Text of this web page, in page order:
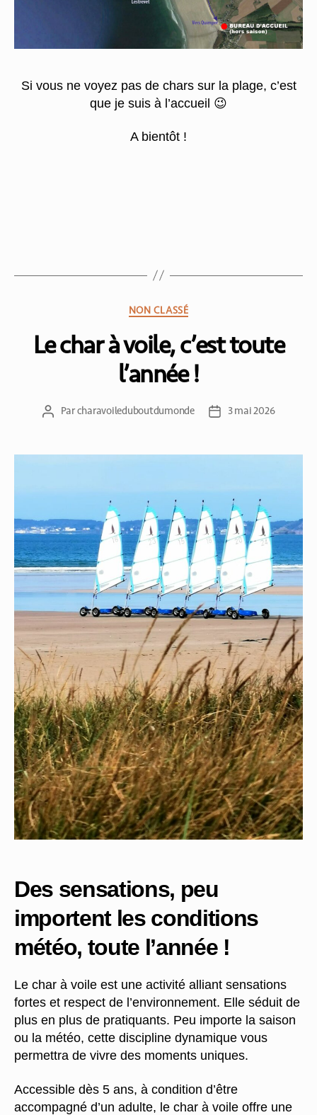
Si vous ne voyez pas de chars sur la plage, c’est
que je suis à l’accueil 😉
A bientôt !
NON CLASSÉ
Le char à voile, c’est toute
l’année !
Parcharavoileduboutdumonde 3 mai 2026
Des sensations, peu
importent les conditions
météo, toute l’année !
Le char à voile est une activité alliant sensations
fortes et respect de l’environnement. Elle séduit de
plus en plus de pratiquants. Peu importe la saison
ou la météo, cette discipline dynamique vous
permettra de vivre des moments uniques.
Accessible dès 5 ans, à condition d’être
accompagné d’un adulte, le char à voile offre une